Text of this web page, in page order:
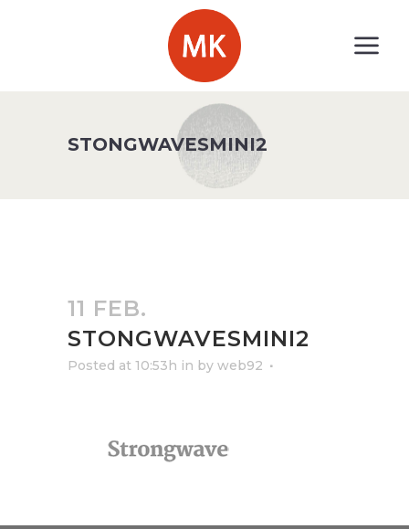
STONGWAVESMINI2
11 FEB.
STONGWAVESMINI2
Posted at 10:53h in by web92